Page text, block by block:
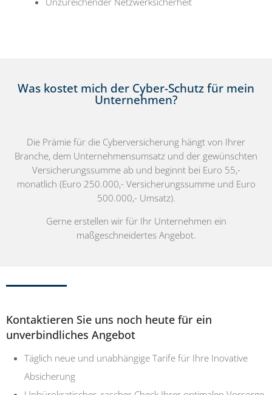
Was kostet mich der Cyber-Schutz für mein
Unternehmen?
Die Prämie für die Cyberversicherung hängt von Ihrer
Branche, dem Unternehmensumsatz und der gewünschten
Versicherungssumme ab und beginnt bei Euro 55,-
monatlich (Euro 250.000,- Versicherungssumme und Euro
500.000,- Umsatz).
Gerne erstellen wir für Ihr Unternehmen ein
maßgeschneidertes Angebot.
Kontaktieren Sie uns noch heute für ein
unverbindliches Angebot
Täglich neue und unabhängige Tarife für Ihre Inovative
Absicherung